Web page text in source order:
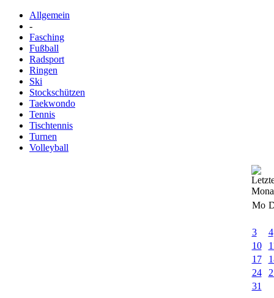
Allgemein
-
Fasching
Fußball
Radsport
Ringen
Ski
Stockschützen
Taekwondo
Tennis
Tischtennis
Turnen
Volleyball
Mo
3
4
10
17
24
31